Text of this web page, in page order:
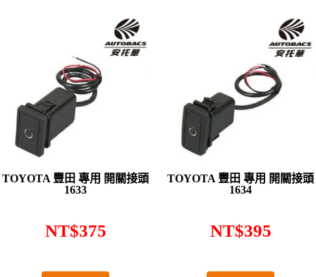
TOYOTA 豐田 專用 開關接頭
1633
NT$375
TOYOTA 豐田 專用 開關接頭
1634
NT$395